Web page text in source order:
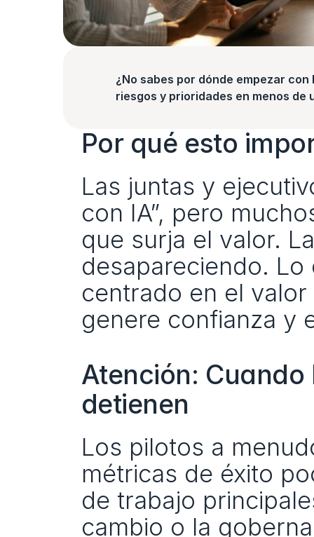
¿No sabes por dónde empezar
riesgos y prioridades en menos de
Por qué esto
Las juntas y
con IA”, pero
que surja el valor.
desapareciendo.
centrado en el
genere confianza y
Atención:
detienen
Los pilotos a
métricas de éxito
de trabajo
cambio o la